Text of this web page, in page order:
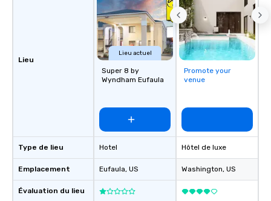
Lieu
Type de lieu
Emplacement
Évaluation du lieu
Lieu actuel
Super 8 by
Wyndham Eufaula
Hotel
Eufaula, US
Promote your
venue
Hôtel de luxe
Washington, US